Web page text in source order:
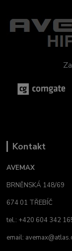
Kontakt
AVEMAX
BRNĚNSKÁ 148/69
674 01 TŘEBÍČ
tel.: +420 604 342
email: